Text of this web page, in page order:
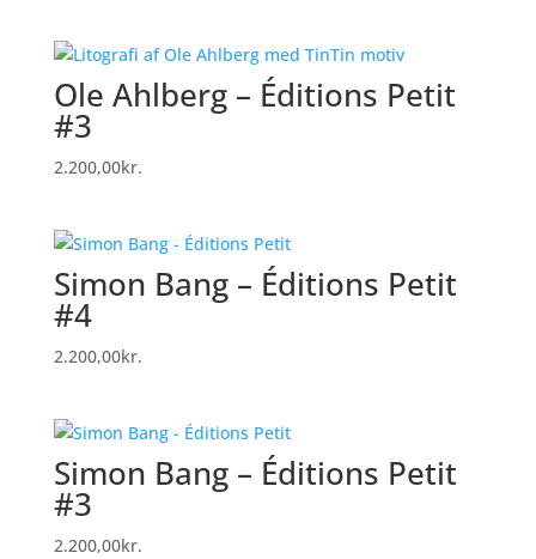
Ole Ahlberg – Éditions Petit
#3
2.200,00kr.
Simon Bang – Éditions Petit
#4
2.200,00kr.
Simon Bang – Éditions Petit
#3
2.200,00kr.